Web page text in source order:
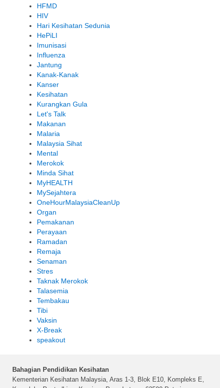
HFMD
HIV
Hari Kesihatan Sedunia
HePiLI
Imunisasi
Influenza
Jantung
Kanak-Kanak
Kanser
Kesihatan
Kurangkan Gula
Let's Talk
Makanan
Malaria
Malaysia Sihat
Mental
Merokok
Minda Sihat
MyHEALTH
MySejahtera
OneHourMalaysiaCleanUp
Organ
Pemakanan
Perayaan
Ramadan
Remaja
Senaman
Stres
Taknak Merokok
Talasemia
Tembakau
Tibi
Vaksin
X-Break
speakout
Bahagian Pendidikan Kesihatan
Kementerian Kesihatan Malaysia, Aras 1-3, Blok E10, Kompleks E,